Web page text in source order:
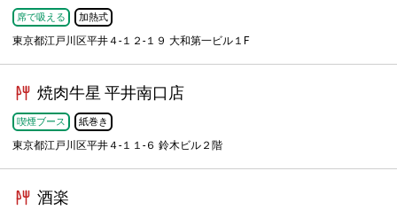
席で吸える 加熱式
東京都江戸川区平井４-１２-１９ 大和第一ビル１F
焼肉牛星 平井南口店
喫煙ブース 紙巻き
東京都江戸川区平井４-１１-６ 鈴木ビル２階
酒楽